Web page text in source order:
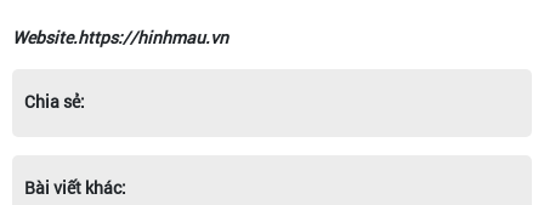
Website.https://hinhmau.vn
Chia sẻ:
Bài viết khác: